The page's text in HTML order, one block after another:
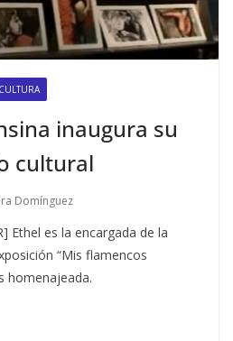
CULTURA
inaugura su
cultural
Domínguez
Ethel es la encargada de la
“Mis flamencos
homenajeada.